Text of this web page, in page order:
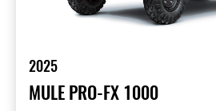
2025
MULE PRO-FX 1000